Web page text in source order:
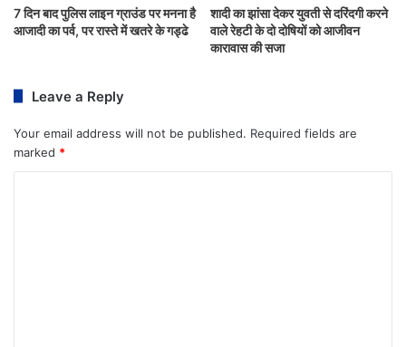
7 दिन बाद पुलिस लाइन ग्राउंड पर मनना है
आजादी का पर्व, पर रास्ते में खतरे के गड्ढे
शादी का झांसा देकर युवती से दरिंदगी करने
वाले रेहटी के दो दोषियों को आजीवन
कारावास की सजा
Leave a Reply
Your email address will not be published. Required fields are
marked *